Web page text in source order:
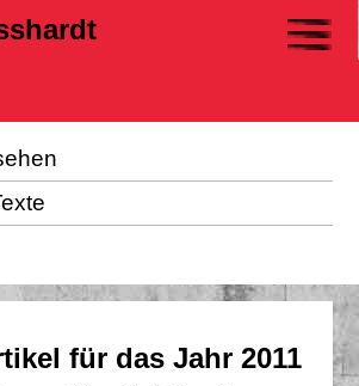
für das Jahr 2011